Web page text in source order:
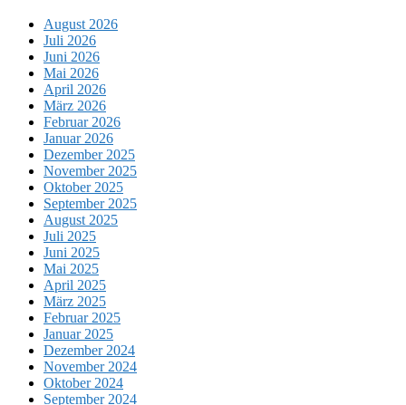
August 2026
Juli 2026
Juni 2026
Mai 2026
April 2026
März 2026
Februar 2026
Januar 2026
Dezember 2025
November 2025
Oktober 2025
September 2025
August 2025
Juli 2025
Juni 2025
Mai 2025
April 2025
März 2025
Februar 2025
Januar 2025
Dezember 2024
November 2024
Oktober 2024
September 2024